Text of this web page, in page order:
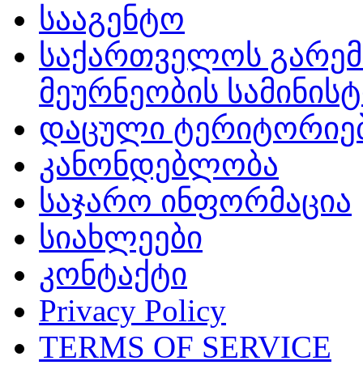
სააგენტო
საქართველოს
მეურნეობის
დაცული
კანონდებლობა
საჯარო ინფორმაცია
სიახლეები
კონტაქტი
Privacy Policy
TERMS OF SERVICE